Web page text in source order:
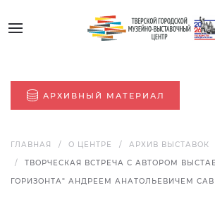
АРХИВНЫЙ МАТЕРИАЛ
ГЛАВНАЯ О ЦЕНТРЕ АРХИВ ВЫСТАВОК
ТВОРЧЕСКАЯ ВСТРЕЧА С АВТОРОМ
ГОРИЗОНТА" АНДРЕЕМ АНАТОЛЬЕВИЧЕМ